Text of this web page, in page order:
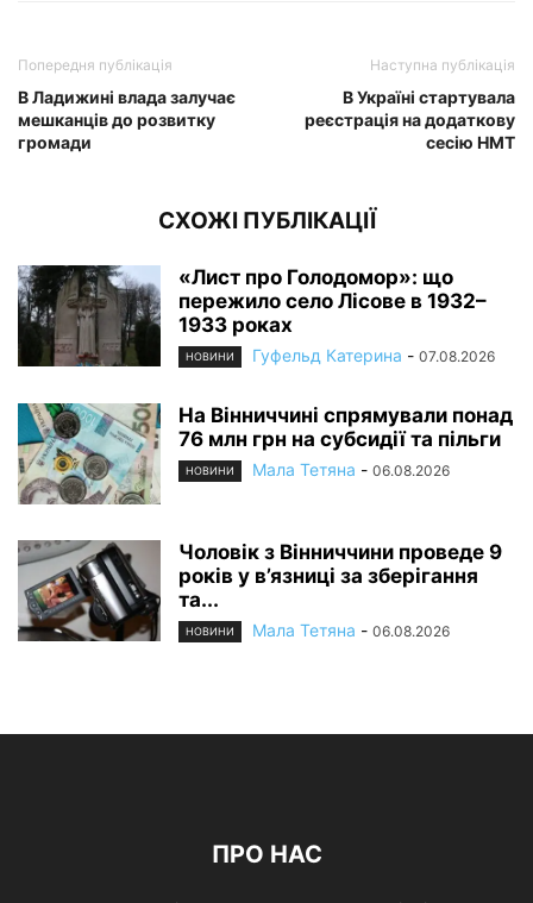
Попередня публікація
В Ладижині влада залучає
мешканців до розвитку
громади
Наступна публікація
В Україні стартувала
реєстрація на додаткову
сесію НМТ
СХОЖІ ПУБЛІКАЦІЇ
«Лист про Голодомор»: що
пережило село Лісове в 1932–
1933 роках
НОВИНИ Гуфельд Катерина - 07.08.2026
На Вінниччині спрямували понад
76 млн грн на субсидії та пільги
НОВИНИ Мала Тетяна - 06.08.2026
Чоловік з Вінниччини проведе 9
років у в’язниці за зберігання
та...
НОВИНИ Мала Тетяна - 06.08.2026
ПРО НАС